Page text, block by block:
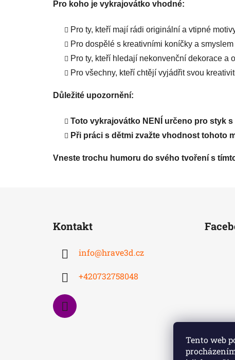
Tento web
Pro koho je vykrajovátko vhodné:
Pro ty, kteří mají rádi originální a vtipné
Pro dospělé s kreativními koníčky a smyslem
Pro ty, kteří hledají nekonvenční dekorace a
Pro všechny, kteří chtějí vyjádřit svou
Důležité upozornění:
Toto vykrajovátko NENÍ určeno pro styk
Při práci s dětmi zvažte vhodnost tohoto
Vneste trochu humoru do svého tvoření s
Kontakt
info@hrave3d.cz
+420732758048